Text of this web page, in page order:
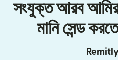
সংযুক্ত আরব
মানি সেন্ড